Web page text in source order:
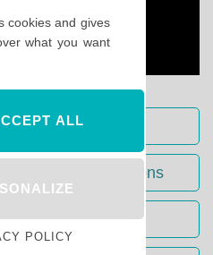
complet
les informations
cookies and gives
what you want
ALL
POLICY